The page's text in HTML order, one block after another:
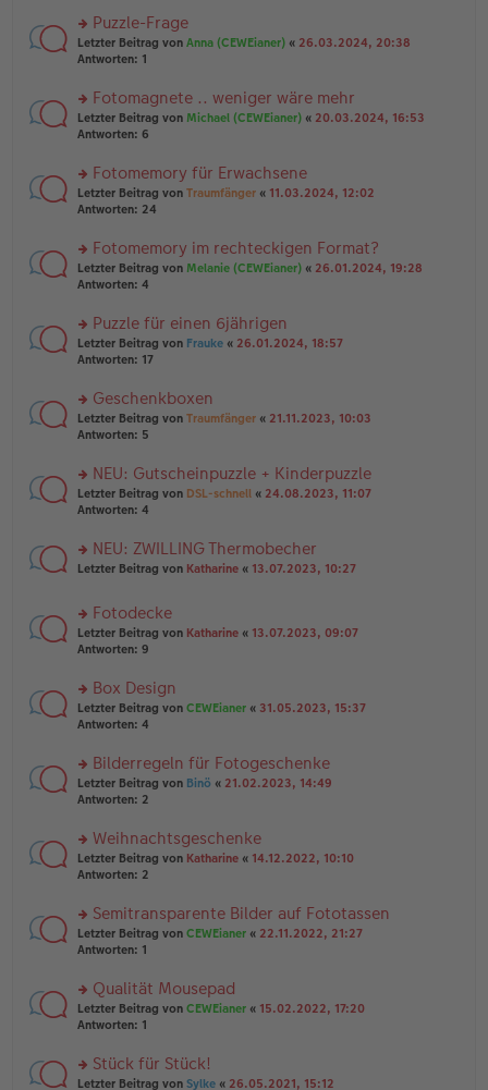
ei
tr
a
es
e
n
er
ei
tr
a
n
g
el
e
n
er
tr
a
g
rs
te
n
g
el
e
n
er
tr
a
g
Puzzle-Frage
Letzter Beitrag von Anna (CEWEianer) « 26.03.2024, 20:38
Antworten: 1
rs
te
n
g
el
e
n
er
tr
a
g
Fotomagnete .. weniger wäre mehr
Letzter Beitrag von Michael (CEWEianer) « 20.03.2024, 16:53
Antworten: 6
rs
te
n
g
el
e
n
er
tr
a
g
Fotomemory für Erwachsene
Letzter Beitrag von Traumfänger « 11.03.2024, 12:02
Antworten: 24
rs
te
n
g
el
e
n
er
tr
a
g
Fotomemory im rechteckigen Format?
Letzter Beitrag von Melanie (CEWEianer) « 26.01.2024, 19:28
Antworten: 4
rs
te
n
g
el
e
n
er
tr
a
Puzzle für einen 6jährigen
Letzter Beitrag von Frauke « 26.01.2024, 18:57
Antworten: 17
rs
te
n
g
el
e
n
ei
tr
a
Geschenkboxen
Letzter Beitrag von Traumfänger « 21.11.2023, 10:03
Antworten: 5
rs
te
n
g
es
e
n
er
ei
tr
a
NEU: Gutscheinpuzzle + Kinderpuzzle
Letzter Beitrag von DSL-schnell « 24.08.2023, 11:07
Antworten: 4
rs
u
n
g
es
e
n
er
ei
tr
a
NEU: ZWILLING Thermobecher
Letzter Beitrag von Katharine « 13.07.2023, 10:27
rs
te
n
g
el
e
n
er
tr
a
g
Fotodecke
Letzter Beitrag von Katharine « 13.07.2023, 09:07
Antworten: 9
rs
te
n
g
el
e
n
er
tr
a
g
Box Design
Letzter Beitrag von CEWEianer « 31.05.2023, 15:37
Antworten: 4
rs
te
n
g
el
e
n
er
tr
a
g
Bilderregeln für Fotogeschenke
Letzter Beitrag von Binö « 21.02.2023, 14:49
Antworten: 2
rs
te
n
g
el
e
n
er
tr
a
Weihnachtsgeschenke
Letzter Beitrag von Katharine « 14.12.2022, 10:10
Antworten: 2
rs
te
n
g
el
e
n
Semitransparente Bilder auf Fototassen
Letzter Beitrag von CEWEianer « 22.11.2022, 21:27
Antworten: 1
rs
te
n
Qualität Mousepad
Letzter Beitrag von CEWEianer « 15.02.2022, 17:20
Antworten: 1
rs
Stück für Stück!
Letzter Beitrag von Sylke « 26.05.2021, 15:12